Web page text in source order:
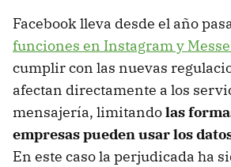
Facebook lleva desde el año
funciones en Instagram y
cumplir con las nuevas
afectan directamente a los
mensajería, limitandolas
empresas pueden usar los
En este caso la perjudicada ha